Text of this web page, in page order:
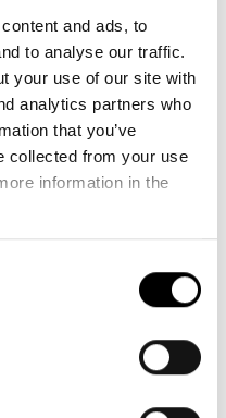
and ads, to
to analyse our traffic.
your use of our site with
analytics partners who
that you’ve
collected from your use
information in the
die zur
der Tooling-
gegenüber den
sind. Wird die
nach Verarbeitung
Abtretung der
Höhe des
der
GmbH.
bestehenden
Components
des Bestellers